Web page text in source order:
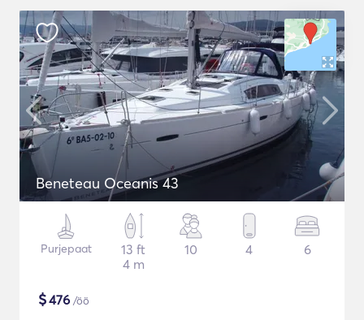
Beneteau Oceanis 43
Purjepaat
13 ft
4 m
10 4 6
$476 /öö